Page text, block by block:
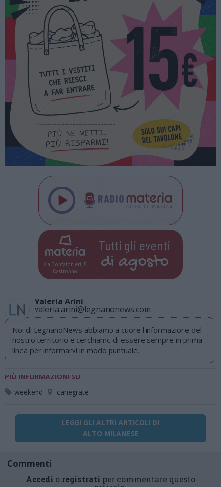
Via Confalonieri, 5
Castronno
Tutti gli eventi
di agosto
Valeria Arini
valeria.arini@legnanonews.com
Noi di LegnanoNews abbiamo a cuore l'informazione del
nostro territorio e cerchiamo di essere sempre in prima
linea per informarvi in modo puntuale.
PIÙ INFORMAZIONI SU
weekend
canegrate
LEGGI GLI ALTRI ARTICOLI DI
ALTO MILANESE
Commenti
Accedi o registrati per commentare questo